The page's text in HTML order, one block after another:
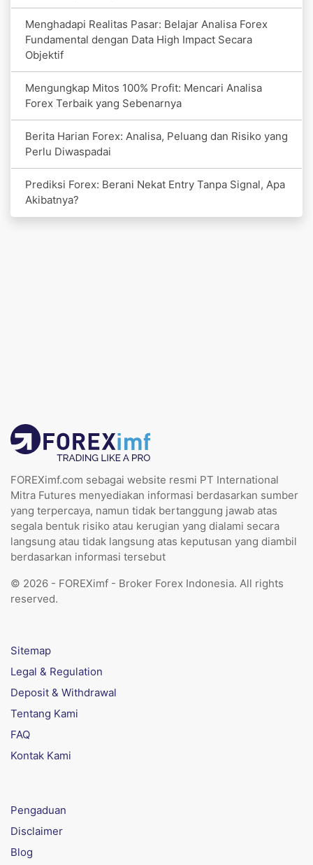
Menghadapi Realitas Pasar: Belajar Analisa Forex
Fundamental dengan Data High Impact Secara
Objektif
Mengungkap Mitos 100% Profit: Mencari Analisa
Forex Terbaik yang Sebenarnya
Berita Harian Forex: Analisa, Peluang dan Risiko yang
Perlu Diwaspadai
Prediksi Forex: Berani Nekat Entry Tanpa Signal, Apa
Akibatnya?
FOREXimf.com sebagai website resmi PT International
Mitra Futures menyediakan informasi berdasarkan sumber
yang terpercaya, namun tidak bertanggung jawab atas
segala bentuk risiko atau kerugian yang dialami secara
langsung atau tidak langsung atas keputusan yang diambil
berdasarkan informasi tersebut
© 2026 - FOREXimf - Broker Forex Indonesia. All rights
reserved.
Sitemap
Legal & Regulation
Deposit & Withdrawal
Tentang Kami
FAQ
Kontak Kami
Pengaduan
Disclaimer
Blog